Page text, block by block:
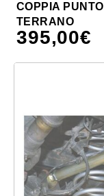
COPPIA
TERRANO
395,00€